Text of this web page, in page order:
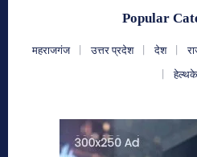
Popular
महराजगंज उत्तर प्रदेश देश